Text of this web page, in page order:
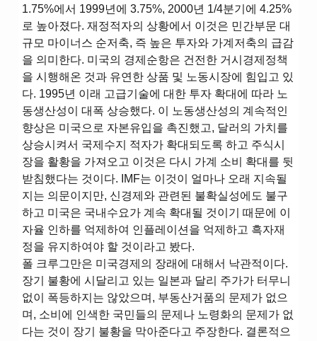
1.75%에서 1999년에 3.75%, 2000년 1/4분기에 4.25%
로 높아졌다. 재정적자의 상황에서 이것은 민간부문 대
규모 마이너스 순저축, 즉 높은 투자와 가계저축의 급감
을 의미한다. 미국의 경제순항은 건전한 거시경제정책
을 시행해온 것과 유연한 상품 및 노동시장에 힘입고 있
다. 1995년 이래 고급기술에 대한 투자 확대에 따라 노
동생산성이 대폭 상승했다. 이 노동생산성의 계속적인
향상은 미국으로 자본유입을 촉진했고, 달러의 가치를
상승시켜서 국제수지 적자가 확대되도록 하고 주식시
장을 활황을 가져오고 이것은 다시 가계 소비 확대를 뒷
받침했다는 것이다. IMF는 이것이 얼마나 오래 지속될
지는 의문이지만, 신경제와 관련된 불확실성에도 불구
하고 미국은 국내수요가 계속 확대될 것이기 때문에 이
자율 인하를 억제하여 인플레이션을 억제하고 흑자재
정을 유지하여야 할 것이라고 봤다.
폴 크루그만은 미국경제의 장래에 대해서 낙관적이다.
장기 불황에 시달리고 있는 일본과 달리 주가가 터무니
없이 폭등하지는 않았으며, 부동산거품의 문제가 없으
며, 소비에 인색한 국민들의 문제나 노령화의 문제가 없
다는 것이 장기 불황을 막아준다고 주장한다. 결론적으